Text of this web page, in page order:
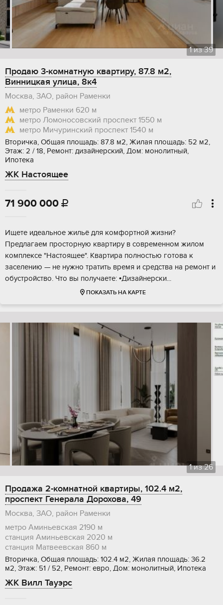
1из39
Продаю 3-комнатную квартиру, 87.8 м2,
Винницкая улица, 8к4
Москва, ЗАО, район Раменки
метро Раменки 620 м
метро Ломоносовский проспект 1550 м
метро Мичуринский проспект 1540 м
Вторичка, Общая площадь: 87.8 м2, Жилая площадь: 52 м2,
Этаж: 2 / 18, Ремонт: дизайнерский, Дом: монолитный,
Ипотека
ЖК Настоящее
71 900 000 
Ищете идеальное жильё для комфортной жизни?
Предлагаем просторную квартиру в современном жилом
комплексе "Настоящее". Квартира полностью готова к
заселению — не нужно тратить время и средства на ремонт и
обустройство. Что вы получаете: •Дизайнерски...
ПОКАЗАТЬ НА КАРТЕ
1из26
Продажа 2-комнатной квартиры, 102.4 м2,
проспект Генерала Дорохова, 49
Москва, ЗАО, район Раменки
метро Аминьевская 2190 м
станция Аминьевская 2020 м
станция Матвеевская 860 м
Вторичка, Общая площадь: 102.4 м2, Жилая площадь: 36.2
м2, Этаж: 51 / 52, Ремонт: евро, Дом: монолитный, Ипотека
ЖК Вилл Тауэрс